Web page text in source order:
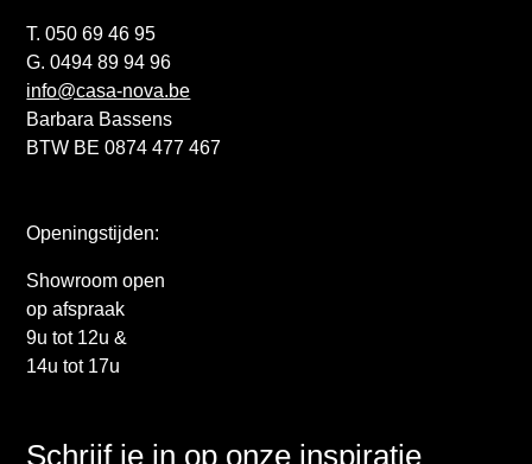
T. 050 69 46 95
G. 0494 89 94 96
info@casa-nova.be
Barbara Bassens
BTW BE 0874 477 467
Openingstijden:
Showroom open
op afspraak
9u tot 12u &
14u tot 17u
Schrijf je in op onze inspiratie